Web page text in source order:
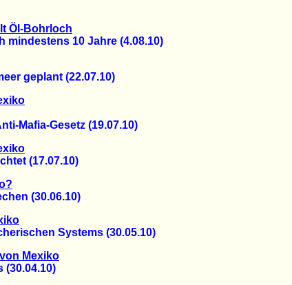
Öl-Bohrloch
10 Jahre (4.08.10)
geplant (22.07.10)
Mafia-Gesetz (19.07.10)
(17.07.10)
(30.06.10)
Systems (30.05.10)
Mexiko